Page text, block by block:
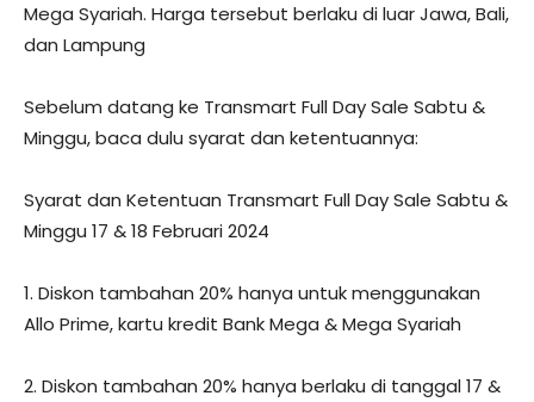
Mega Syariah. Harga tersebut berlaku di luar Jawa, Bali,
dan Lampung
Sebelum datang ke Transmart Full Day Sale Sabtu &
Minggu, baca dulu syarat dan ketentuannya:
Syarat dan Ketentuan Transmart Full Day Sale Sabtu &
Minggu 17 & 18 Februari 2024
1. Diskon tambahan 20% hanya untuk menggunakan
Allo Prime, kartu kredit Bank Mega & Mega Syariah
2. Diskon tambahan 20% hanya berlaku di tanggal 17 &